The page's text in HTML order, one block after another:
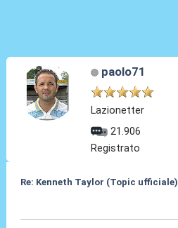
paolo71
Lazionetter
21.906
Registrato
Re: Kenneth Taylor (Topic ufficiale)